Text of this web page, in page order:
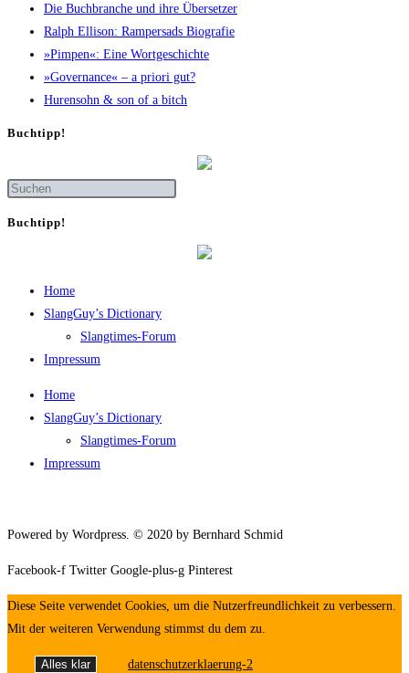
Die Buch­bran­che und ihre Übersetzer
Ralph Elli­son: Ram­pers­ads Biografie
»Pim­pen«: Eine Wortgeschichte
»Gover­nan­ce« – a prio­ri gut?
Huren­sohn & son of a bitch
Buch­tipp!
Buch­tipp!
Home
SlangGuy’s Dic­tion­a­ry
Slang­times-Forum
Impres­sum
Home
SlangGuy’s Dic­tion­a­ry
Slang­times-Forum
Impres­sum
Powered by Wordpress. © 2020 by Bernhard Schmid
Facebook-f Twitter Google-plus-g Pinterest
Diese Seite verwendet Cookies, um die Nutzerfreundlichkeit zu verbessern.
Mit der weiteren Verwendung stimmst du dem zu.
Alles klar datenschutzerklaerung-2